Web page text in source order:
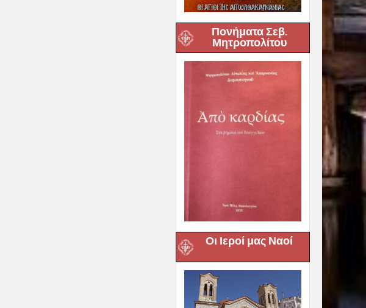
Πονήματα Σεβ.
Μητροπολίτου
Οι Ιεροί μας Ναοί